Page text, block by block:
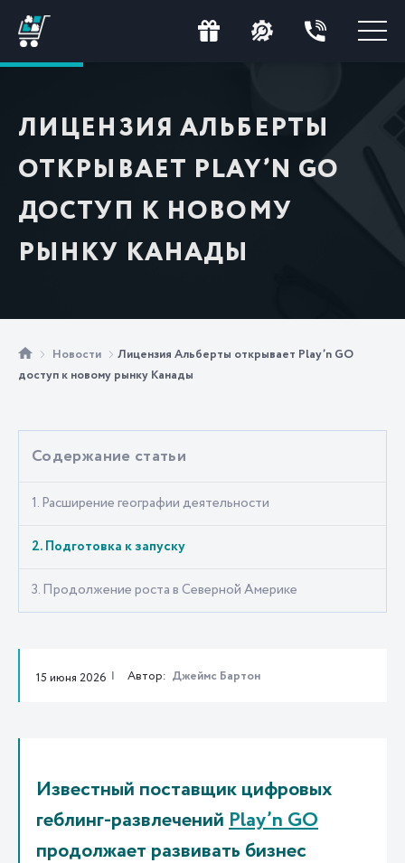
ЛИЦЕНЗИЯ АЛЬБЕРТЫ
ОТКРЫВАЕТ PLAY’N GO
ДОСТУП К НОВОМУ
РЫНКУ КАНАДЫ
Новости
Лицензия Альберты открывает Play’n GO
доступ к новому рынку Канады
Содержание статьи
1. Расширение географии деятельности
2. Подготовка к запуску
3. Продолжение роста в Северной Америке
15 июня 2026 Автор: Джеймс Бартон
Известный поставщик цифровых
геблинг-развлеченийPlay’n GO
продолжает развивать бизнес